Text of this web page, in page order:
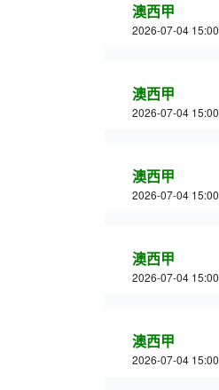
澳西甲
2026-07-04 15:00
澳西甲
2026-07-04 15:00
澳西甲
2026-07-04 15:00
澳西甲
2026-07-04 15:00
澳西甲
2026-07-04 15:00